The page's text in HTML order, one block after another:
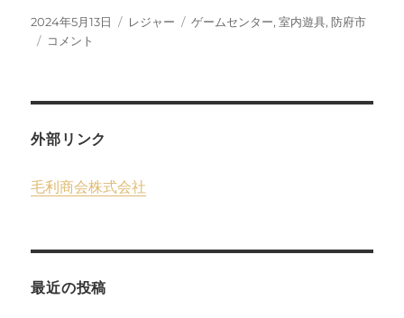
投
稿
2024年5月13日
カ
レジャー
タ
ゲームセンター,室内遊具,防府市
防
ン
ン
『ソ
ー
コメント
外部リンク
毛利商会株式会社
最近の投稿